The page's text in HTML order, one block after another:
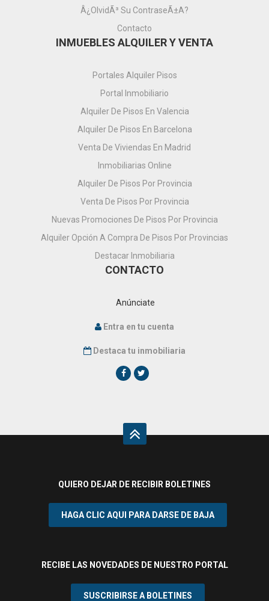
Â¿OlvidÃ³ Su ContraseÃ±a?
Contacto
INMUEBLES ALQUILER Y VENTA
Portales Alquiler Pisos
Portal Inmobiliario
Alquiler De Pisos En Valencia
Alquiler De Pisos En Barcelona
Venta De Viviendas En Madrid
Inmobiliarias Online
Alquiler De Pisos Por Provincia
Venta De Pisos Por Provincia
Nuevas Promociones De Pisos Por Provincia
Alquiler Opción A Compra De Pisos Por Provincias
Destacar Inmobiliaria
CONTACTO
Anúnciate
Entra en tu cuenta
Destaca tu inmobiliaria
QUIERO DEJAR DE RECIBIR BOLETINES
HAGA CLIC AQUI PARA DARSE DE BAJA
RECIBE LAS NOVEDADES DE NUESTRO PORTAL
SUSCRIBIRSE A BOLETINES
¿Acepta cookies y política de privacidad?
e-viviendas.es utiliza cookies para
optar por no participar si lo desea. Puede